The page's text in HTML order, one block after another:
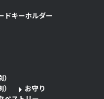
ドキーホルダー
お守り